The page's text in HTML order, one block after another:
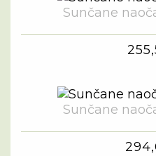
Sunčane
Sunčane